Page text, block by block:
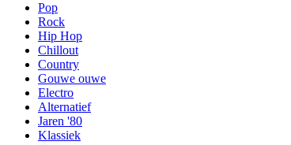
Pop
Rock
Hip Hop
Chillout
Country
Gouwe ouwe
Electro
Alternatief
Jaren '80
Klassiek